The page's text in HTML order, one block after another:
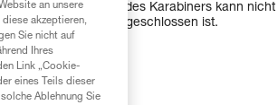
Verriegelungshülse des Karabiners kann
der BAR-Bügel geschlossen ist.
an unsere
diese akzeptieren,
Sie nicht auf
Ihres
Link „Cookie-
eines Teils dieser
Ablehnung Sie